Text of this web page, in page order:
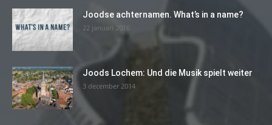
Joodse achternamen. What’s in a name?
22 januari 2016
Joods Lochem: Und die Musik spielt weiter
3 december 2014